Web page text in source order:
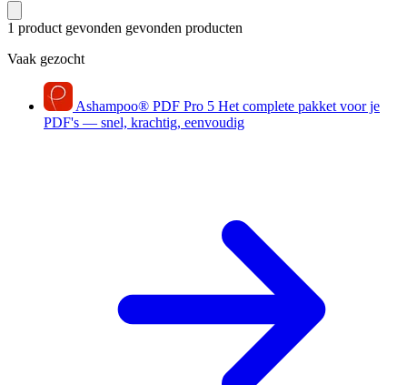
1 product gevonden gevonden producten
Vaak gezocht
Ashampoo® PDF Pro 5 Het complete pakket voor je
PDF's — snel, krachtig, eenvoudig